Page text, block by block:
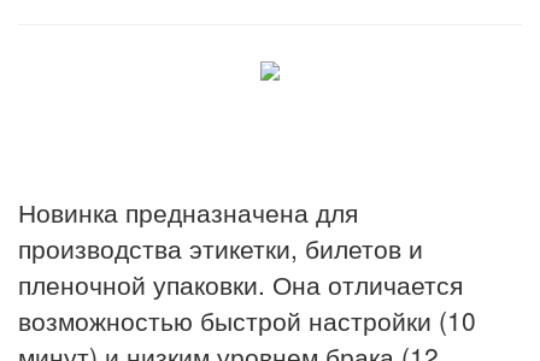
Новинка предназначена для
производства этикетки, билетов и
пленочной упаковки. Она отличается
возможностью быстрой настройки (10